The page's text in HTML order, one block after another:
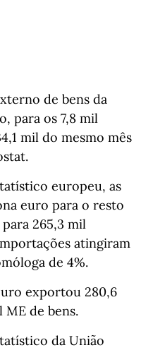
de bens da
para os 7,8 mil
mil do mesmo mês
europeu, as
euro para o resto
265,3 mil
atingiram
de 4%.
exportou 280,6
de bens.
da União